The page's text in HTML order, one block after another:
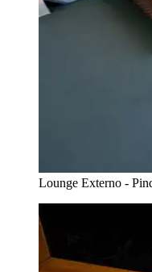
Lounge Externo -